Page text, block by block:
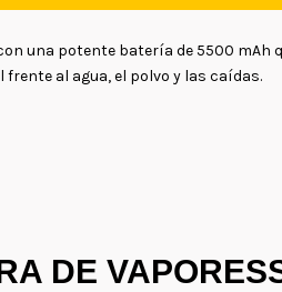
una potente batería de 5500 mAh
al agua, el polvo y las caídas.
DE